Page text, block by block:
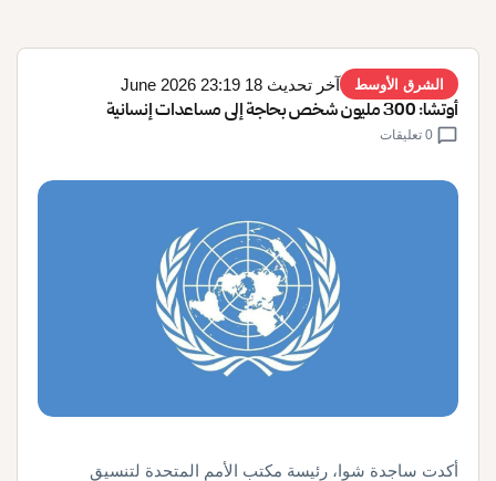
الشرق الأوسط آخر تحديث 18 June 2026 23:19
أوتشا: 300 مليون شخص بحاجة إلى مساعدات إنسانية
chat_bubble
أكدت ساجدة شوا، رئيسة مكتب الأمم المتحدة لتنسيق